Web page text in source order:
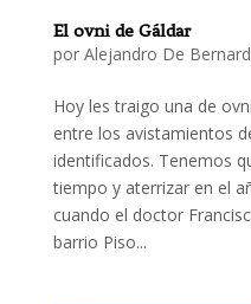
El ovni de Gáldar
por Alejandro De
Hoy les traigo una de
entre los avistamientos
identificados. Tenemos
tiempo y aterrizar en el
cuando el doctor
barrio Piso...